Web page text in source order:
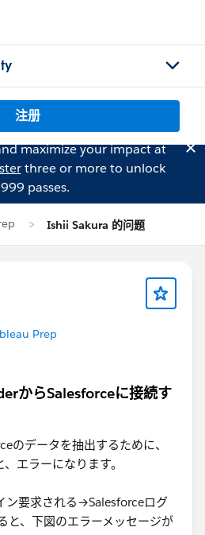
注册
maximize your impact at
three or more to unlock
passes.
Ishii Sakura 的问题
Prep
からSalesforceに接続す
のデータを抽出するために、
エラーになります。
ン要求される→Salesforceログ
、下図のエラーメッセージが